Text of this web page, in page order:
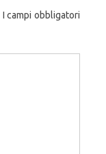
I campi obbligatori